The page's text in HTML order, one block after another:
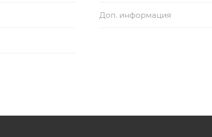
Доп. информация